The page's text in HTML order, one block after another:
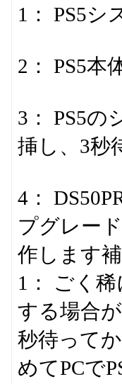
1： PS5
2： PS5本
3： PS5の
挿し、3秒
4：
プグレー
作します補
1： ごく
する場合
秒待って
めてPCで